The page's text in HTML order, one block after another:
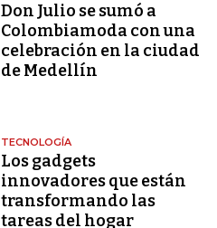
Don Julio se sumó a
Colombiamoda con una
celebración en la ciudad
de Medellín
TECNOLOGÍA
Los gadgets
innovadores que están
transformando las
tareas del hogar